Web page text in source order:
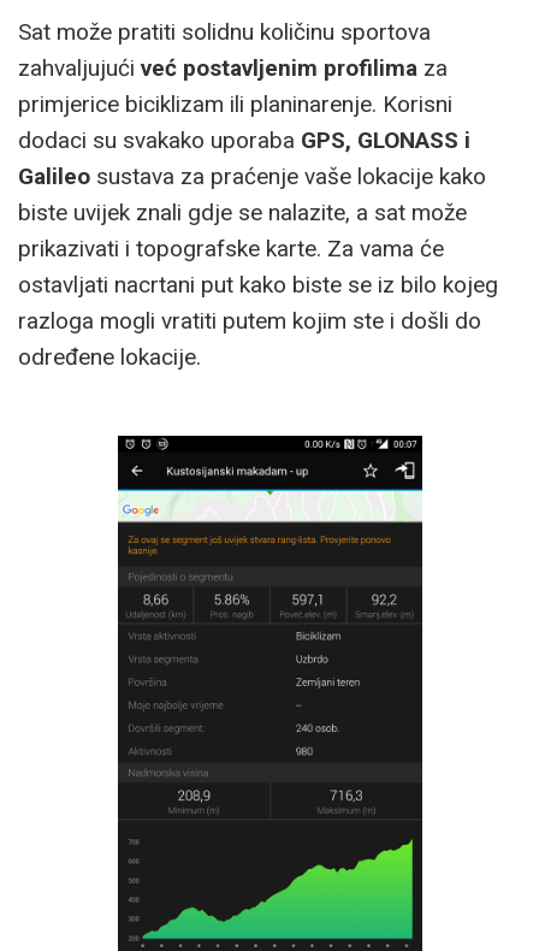
Sat može pratiti solidnu količinu sportova
zahvaljujući već postavljenim profilima za
primjerice biciklizam ili planinarenje. Korisni
dodaci su svakako uporaba GPS, GLONASS i
Galileo sustava za praćenje vaše lokacije kako
biste uvijek znali gdje se nalazite, a sat može
prikazivati i topografske karte. Za vama će
ostavljati nacrtani put kako biste se iz bilo kojeg
razloga mogli vratiti putem kojim ste i došli do
određene lokacije.